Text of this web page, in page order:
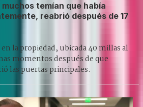
muchos temían que había
reabrió después de 17
la propiedad, ubicada 40 millas al
momentos después de que
las puertas principales.